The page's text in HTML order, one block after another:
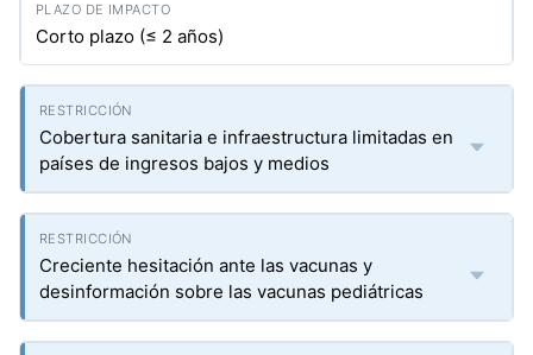
Corto plazo (≤ 2 años)
Cobertura sanitaria e infraestructura limitadas en
países de ingresos bajos y medios
Creciente hesitación ante las vacunas y
desinformación sobre las vacunas pediátricas